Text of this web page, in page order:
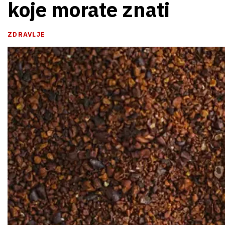
koje morate znati
ZDRAVLJE